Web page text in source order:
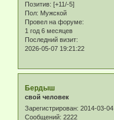
Позитив: [+11/-5]
Пол: Мужской
Провел на форуме:
1 год 6 месяцев
Последний визит:
2026-05-07 19:21:22
Бердыш
свой человек
Зарегистрирован: 2014-03-04
Сообщений: 2222